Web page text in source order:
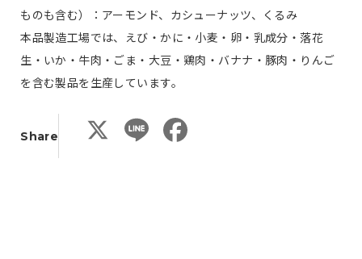
ものも含む）：アーモンド、カシューナッツ、くるみ
本品製造工場では、えび・かに・小麦・卵・乳成分・落花
生・いか・牛肉・ごま・大豆・鶏肉・バナナ・豚肉・りんご
を含む製品を生産しています。
Share